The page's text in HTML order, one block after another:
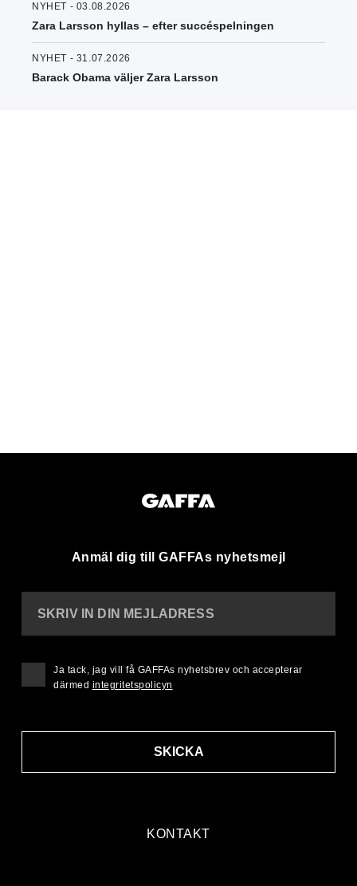
NYHET - 03.08.2026
Zara Larsson hyllas – efter succéspelningen
NYHET - 31.07.2026
Barack Obama väljer Zara Larsson
Anmäl dig till GAFFAs nyhetsmejl
KONTAKT
SKRIV IN DIN MEJLADRESS
SKICKA
Ja tack, jag vill få GAFFAs nyhetsbrev och accepterar
därmed integritetspolicyn